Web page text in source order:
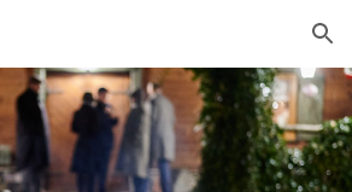
Skip to navigation